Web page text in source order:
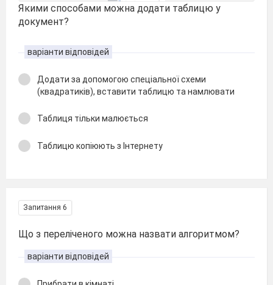
Якими способами можна додати таблицю у
документ?
варіанти відповідей
Додати за допомогою спеціальної схеми
(квадратиків), вставити таблицю та намлювати
Таблиця тільки малюється
Таблицю копіюють з Інтернету
Запитання 6
Що з переліченого можна назвати алгоритмом?
варіанти відповідей